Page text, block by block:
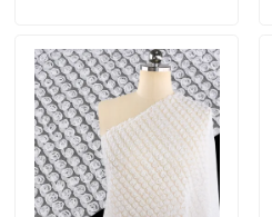
Au sujet de nous
Visite d'usine